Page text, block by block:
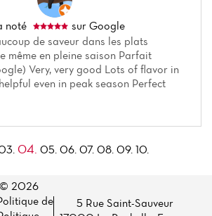
noté
sur Google
de saveur dans les plats
même en pleine saison Parfait
Very, very good Lots of flavor in
even in peak season Perfect
04. 05. 06. 07. 08. 09. 10.
© 2026
de
5 Rue Saint-Sauveur